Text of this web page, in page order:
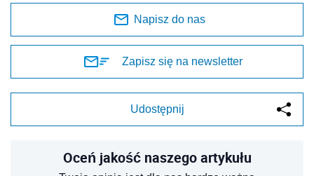
Napisz do nas
Zapisz się na newsletter
Udostępnij
Oceń jakość naszego artykułu